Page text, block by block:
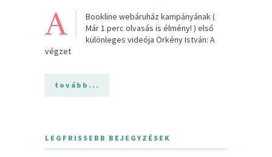
A
Bookline webáruház kampányának (
Már 1 perc olvasás is élmény! ) első
különleges videója Örkény István: A
végzet
tovább...
LEGFRISSEBB BEJEGYZÉSEK